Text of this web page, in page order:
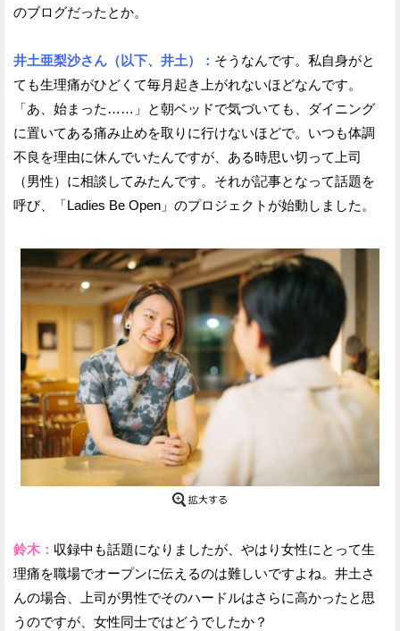
のブログだったとか。
井土亜梨沙さん（以下、井土）： そうなんです。私自身がと
ても生理痛がひどくて毎月起き上がれないほどなんです。
「あ、始まった……」と朝ベッドで気づいても、ダイニング
に置いてある痛み止めを取りに行けないほどで。いつも体調
不良を理由に休んでいたんですが、ある時思い切って上司
（男性）に相談してみたんです。それが記事となって話題を
呼び、「Ladies Be Open」のプロジェクトが始動しました。
鈴木： 収録中も話題になりましたが、やはり女性にとって生
理痛を職場でオープンに伝えるのは難しいですよね。井土さ
んの場合、上司が男性でそのハードルはさらに高かったと思
うのですが、女性同士ではどうでしたか？